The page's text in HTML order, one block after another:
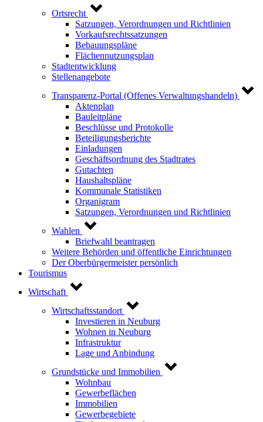
Ortsrecht
Satzungen, Verordnungen und Richtlinien
Vorkaufsrechtssatzungen
Bebauungspläne
Flächennutzungsplan
Stadtentwicklung
Stellenangebote
Transparenz-Portal (Offenes Verwaltungshandeln)
Aktenplan
Bauleitpläne
Beschlüsse und Protokolle
Beteiligungsberichte
Einladungen
Geschäftsordnung des Stadtrates
Gutachten
Haushaltspläne
Kommunale Statistiken
Organigram
Satzungen, Verordnungen und Richtlinien
Wahlen
Briefwahl beantragen
Weitere Behörden und öffentliche Einrichtungen
Der Oberbürgermeister persönlich
Tourismus
Wirtschaft
Wirtschaftsstandort
Investieren in Neuburg
Wohnen in Neuburg
Infrastruktur
Lage und Anbindung
Grundstücke und Immobilien
Wohnbau
Gewerbeflächen
Immobilien
Gewerbegebiete